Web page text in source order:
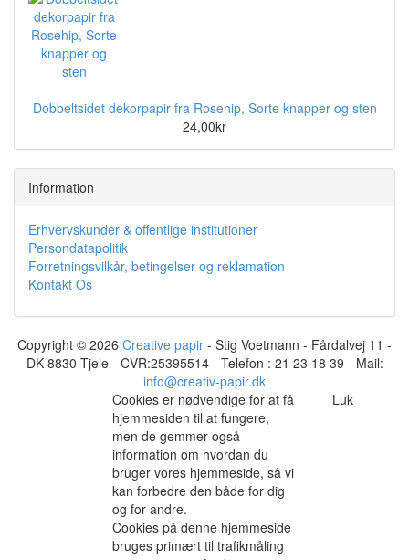
Dobbeltsidet dekorpapir fra Rosehip, Sorte knapper og sten
24,00kr
Information
Erhvervskunder & offentlige institutioner
Persondatapolitik
Forretningsvilkår, betingelser og reklamation
Kontakt Os
Copyright © 2026 Creative papir - Stig Voetmann - Fårdalvej 11 -
DK-8830 Tjele - CVR:25395514 - Telefon : 21 23 18 39 - Mail:
info@creativ-papir.dk
Cookies er nødvendige for at få
hjemmesiden til at fungere,
men de gemmer også
information om hvordan du
bruger vores hjemmeside, så vi
kan forbedre den både for dig
og for andre.
Cookies på denne hjemmeside
bruges primært til trafikmåling
Luk